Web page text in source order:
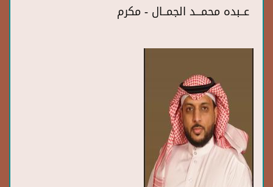
عــبده محمـــد الجمــال - مكرم